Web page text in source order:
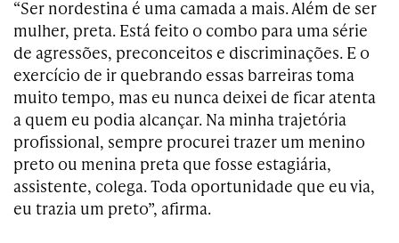
“Ser nordestina é uma camada a mais. Além de ser
mulher, preta. Está feito o combo para uma série
de agressões, preconceitos e discriminações. E o
exercício de ir quebrando essas barreiras toma
muito tempo, mas eu nunca deixei de ficar atenta
a quem eu podia alcançar. Na minha trajetória
profissional, sempre procurei trazer um menino
preto ou menina preta que fosse estagiária,
assistente, colega. Toda oportunidade que eu via,
eu trazia um preto”, afirma.